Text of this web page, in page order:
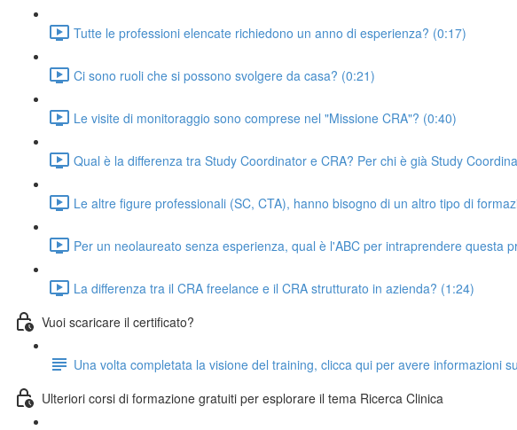
Tutte le professioni elencate richiedono un anno di esperienza? (0:17)
Ci sono ruoli che si possono svolgere da casa? (0:21)
Le visite di monitoraggio sono comprese nel "Missione CRA"? (0:40)
Qual è la differenza tra Study Coordinator e CRA? Per chi è già Study
Le altre figure professionali (SC, CTA), hanno bisogno di un altro tipo di
Per un neolaureato senza esperienza, qual è l'ABC per intraprendere questa
La differenza tra il CRA freelance e il CRA strutturato in azienda? (1:24)
Vuoi scaricare il certificato?
Una volta completata la visione del training, clicca qui per avere informazioni
Ulteriori corsi di formazione gratuiti per esplorare il tema Ricerca Clinica